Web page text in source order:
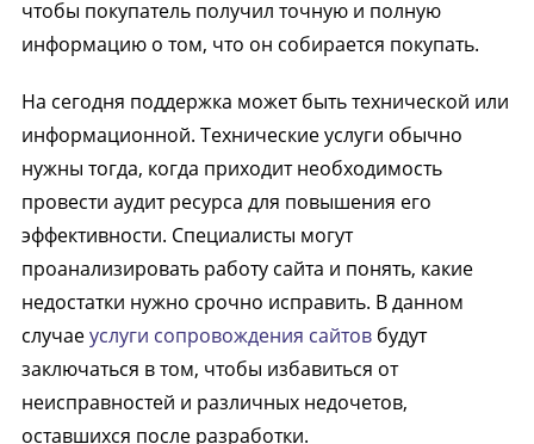
чтобы покупатель получил точную и полную
информацию о том, что он собирается покупать.
На сегодня поддержка может быть технической или
информационной. Технические услуги обычно
нужны тогда, когда приходит необходимость
провести аудит ресурса для повышения его
эффективности. Специалисты могут
проанализировать работу сайта и понять, какие
недостатки нужно срочно исправить. В данном
случаеуслуги сопровождения сайтовбудут
заключаться в том, чтобы избавиться от
неисправностей и различных недочетов,
оставшихся после разработки.